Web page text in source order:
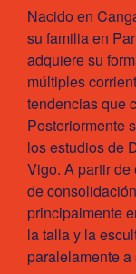
Nacido en
su familia en
adquiere su
múltiples
tendencias que
Posteriormente
los estudios de
Vigo. A partir
de
principalmente
la talla y la
paralelamente a